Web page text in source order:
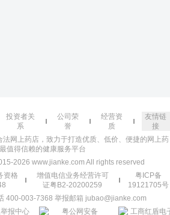
投资者关
系
公司荣
誉
经营资
质
友情链
接
网上药店，致力于打造优质、低价、便捷的网上药
值得信赖的健康服务平台
2026 www.jianke.com All rights reserved
资格
增值电信业务经营许可
证粤B2-20200259
粤ICP备
19121705号
400-003-7368 举报邮箱 jubao@jianke.com